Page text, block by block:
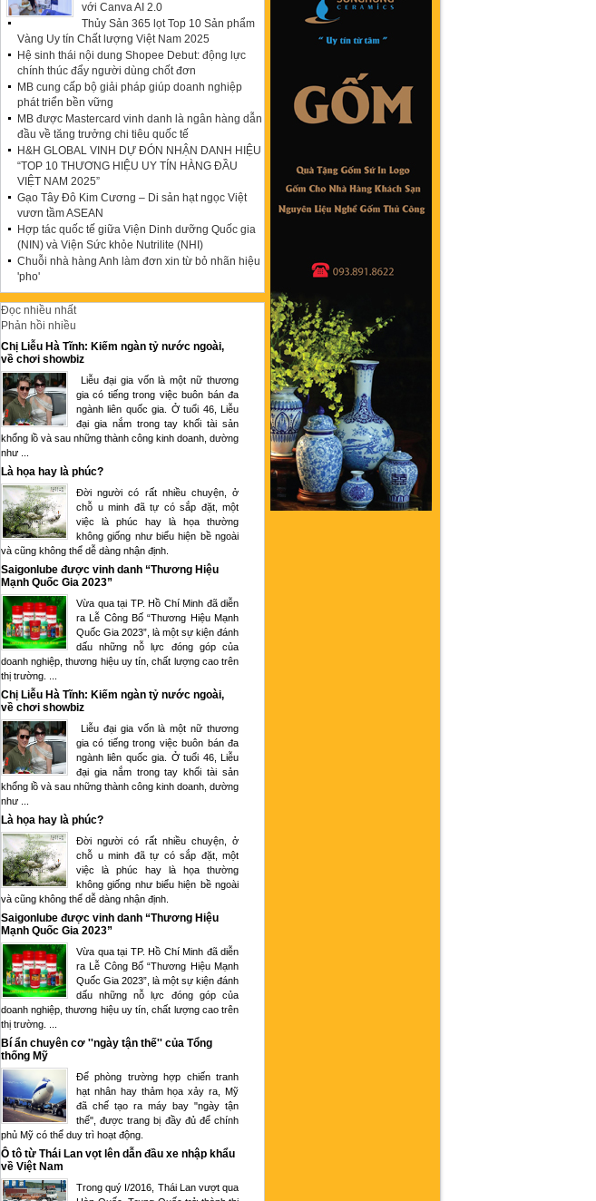
với Canva AI 2.0
Thủy Sản 365 lọt Top 10 Sản phẩm
Vàng Uy tín Chất lượng Việt Nam 2025
Hệ sinh thái nội dung Shopee Debut: động lực
chính thúc đẩy người dùng chốt đơn
MB cung cấp bộ giải pháp giúp doanh nghiệp
phát triển bền vững
MB được Mastercard vinh danh là ngân hàng dẫn
đầu về tăng trưởng chi tiêu quốc tế
H&H GLOBAL VINH DỰ ĐÓN NHẬN DANH HIỆU
“TOP 10 THƯƠNG HIỆU UY TÍN HÀNG ĐẦU
VIỆT NAM 2025”
Gạo Tây Đô Kim Cương – Di sản hạt ngọc Việt
vươn tầm ASEAN
Hợp tác quốc tế giữa Viện Dinh dưỡng Quốc gia
(NIN) và Viện Sức khỏe Nutrilite (NHI)
Chuỗi nhà hàng Anh làm đơn xin từ bỏ nhãn hiệu
'pho'
Đọc nhiều nhất
Phản hồi nhiều
Chị Liễu Hà Tĩnh: Kiếm ngàn tỷ nước ngoài,
về chơi showbiz
Liễu đại gia vốn là một nữ thương
gia có tiếng trong việc buôn bán đa
ngành liên quốc gia. Ở tuổi 46, Liễu
đại gia nắm trong tay khối tài sản
khổng lồ và sau những thành công kinh doanh, dường
như ...
Là họa hay là phúc?
Đời người có rất nhiều chuyện, ở
chỗ u minh đã tự có sắp đặt, một
việc là phúc hay là họa thường
không giống như biểu hiện bề ngoài
và cũng không thể dễ dàng nhận định.
Saigonlube được vinh danh “Thương Hiệu
Mạnh Quốc Gia 2023”
Vừa qua tại TP. Hồ Chí Minh đã diễn
ra Lễ Công Bố “Thương Hiệu Mạnh
Quốc Gia 2023”, là một sự kiện đánh
dấu những nỗ lực đóng góp của
doanh nghiệp, thương hiệu uy tín, chất lượng cao trên
thị trường. ...
Chị Liễu Hà Tĩnh: Kiếm ngàn tỷ nước ngoài,
về chơi showbiz
Liễu đại gia vốn là một nữ thương
gia có tiếng trong việc buôn bán đa
ngành liên quốc gia. Ở tuổi 46, Liễu
đại gia nắm trong tay khối tài sản
khổng lồ và sau những thành công kinh doanh, dường
như ...
Là họa hay là phúc?
Đời người có rất nhiều chuyện, ở
chỗ u minh đã tự có sắp đặt, một
việc là phúc hay là họa thường
không giống như biểu hiện bề ngoài
và cũng không thể dễ dàng nhận định.
Saigonlube được vinh danh “Thương Hiệu
Mạnh Quốc Gia 2023”
Vừa qua tại TP. Hồ Chí Minh đã diễn
ra Lễ Công Bố “Thương Hiệu Mạnh
Quốc Gia 2023”, là một sự kiện đánh
dấu những nỗ lực đóng góp của
doanh nghiệp, thương hiệu uy tín, chất lượng cao trên
thị trường. ...
Bí ẩn chuyên cơ ''ngày tận thế'' của Tổng
thống Mỹ
Để phòng trường hợp chiến tranh
hạt nhân hay thảm họa xảy ra, Mỹ
đã chế tạo ra máy bay "ngày tận
thế", được trang bị đầy đủ để chính
phủ Mỹ có thể duy trì hoạt động.
Ô tô từ Thái Lan vọt lên dẫn đầu xe nhập khẩu
về Việt Nam
Trong quý I/2016, Thái Lan vượt qua